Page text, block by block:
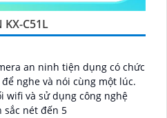
KX-C51L
an ninh tiện dụng có chức
nghe và nói cùng một lúc.
wifi và sử dụng công nghệ
sắc nét đến 5